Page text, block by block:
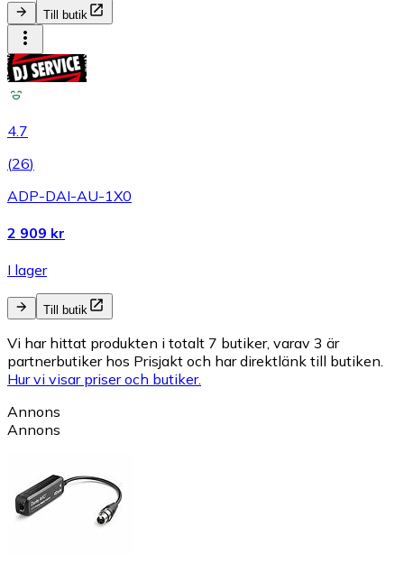
Till butik
4.7
(26)
ADP-DAI-AU-1X0
2 909 kr
I lager
Till butik
Vi har hittat produkten i totalt 7 butiker, varav 3 är
partnerbutiker hos Prisjakt och har direktlänk till butiken.
Hur vi visar priser och butiker.
Annons
Annons